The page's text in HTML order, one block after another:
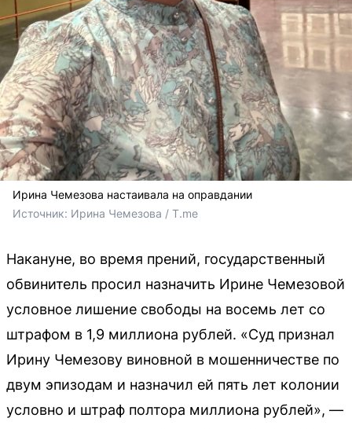
Ирина Чемезова настаивала на оправдании
Источник: Ирина Чемезова / T.me
Накануне, во время прений, государственный
обвинитель просил назначить Ирине Чемезовой
условное лишение свободы на восемь лет со
штрафом в 1,9 миллиона рублей. «Суд признал
Ирину Чемезову виновной в мошенничестве по
двум эпизодам и назначил ей пять лет колонии
условно и штраф полтора миллиона рублей», —